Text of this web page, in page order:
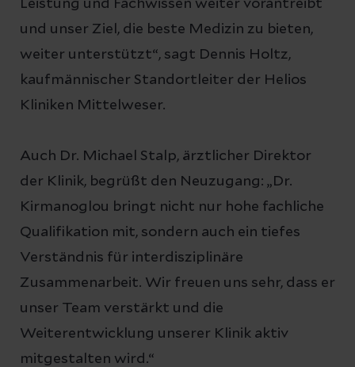
Leistung und Fachwissen weiter vorantreibt
und unser Ziel, die beste Medizin zu bieten,
weiter unterstützt“, sagt Dennis Holtz,
kaufmännischer Standortleiter der Helios
Kliniken Mittelweser.
Auch Dr. Michael Stalp, ärztlicher Direktor
der Klinik, begrüßt den Neuzugang: „Dr.
Kirmanoglou bringt nicht nur hohe fachliche
Qualifikation mit, sondern auch ein tiefes
Verständnis für interdisziplinäre
Zusammenarbeit. Wir freuen uns sehr, dass er
unser Team verstärkt und die
Weiterentwicklung unserer Klinik aktiv
mitgestalten wird.“